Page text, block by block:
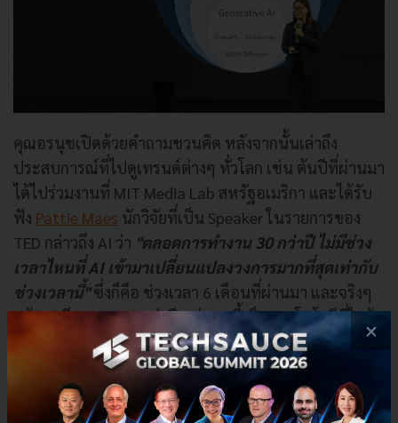
คุณอรนุชเปิดด้วยคำถามชวนคิด หลังจากนั้นเล่าถึง
ประสบการณ์ที่ไปดูเทรนด์ต่างๆ ทั่วโลก เช่น ต้นปีที่ผ่านมา
ได้ไปร่วมงานที่ MIT Media Lab สหรัฐอเมริกา และได้รับ
ฟัง Pattie Maes นักวิจัยที่เป็น Speaker ในรายการของ
TED กล่าวถึง AI ว่า "ตลอดการทำงาน 30 กว่าปี ไม่มีช่วง
เวลาไหนที่ AI เข้ามาเปลี่ยนแปลงวงการมากที่สุดเท่ากับ
ช่วงเวลานี้" ซึ่งก็คือ ช่วงเวลา 6 เดือนที่ผ่านมา และจริงๆ
แล้ว AI มีมานาน 70 กว่าปี แต่ตอนนี้เป็นเทคโนโลยีที่ใกล้
ข้อมูลจากMckinsey บอกไว้ว่า เทคโนโลยีมีหลากหลาย
รูปแบบ เช่น Blockchain, Web 3, Clean Energy แต่ไม่มี
×